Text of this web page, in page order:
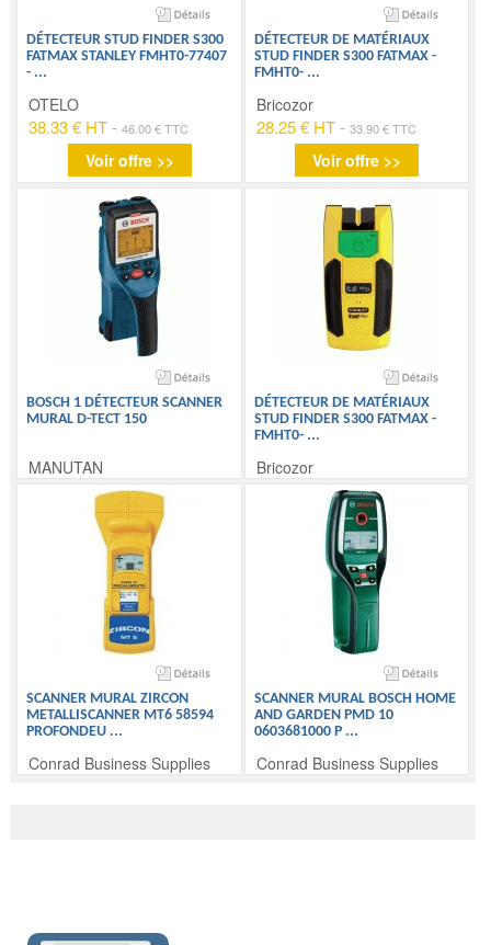
DÉTECTEUR STUD FINDER S300
FATMAX STANLEY FMHT0-77407
- ...
OTELO
38.33 € HT -46.00 € TTC
Voir offre >>
DÉTECTEUR DE MATÉRIAUX
STUD FINDER S300 FATMAX -
FMHT0- ...
Bricozor
28.25 € HT- 33.90 € TTC
Voir offre >>
BOSCH 1 DÉTECTEUR SCANNER
MURAL D-TECT 150
MANUTAN
DÉTECTEUR DE MATÉRIAUX
STUD FINDER S300 FATMAX -
FMHT0- ...
Bricozor
SCANNER MURAL ZIRCON
METALLISCANNER MT6 58594
PROFONDEU ...
Conrad Business Supplies
SCANNER MURAL BOSCH HOME
AND GARDEN PMD 10
0603681000 P ...
Conrad Business Supplies